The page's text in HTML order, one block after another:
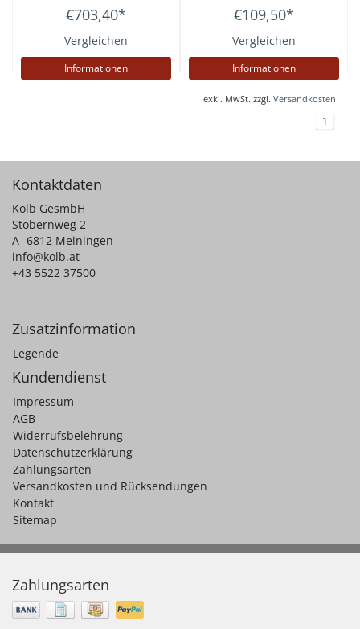
€703,40*
Vergleichen
Informationen
€109,50*
Vergleichen
Informationen
exkl. MwSt. zzgl. Versandkosten
1
Kontaktdaten
Kolb GesmbH
Stobernweg 2
A- 6812 Meiningen
info@kolb.at
+43 5522 37500
Zusatzinformation
Legende
Kundendienst
Impressum
AGB
Widerrufsbelehrung
Datenschutzerklärung
Zahlungsarten
Versandkosten und Rücksendungen
Kontakt
Sitemap
Zahlungsarten